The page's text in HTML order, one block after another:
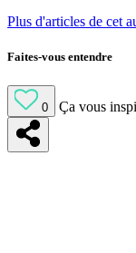
Plus d'articles de cet
Faites-vous entendre
0 Ça vous